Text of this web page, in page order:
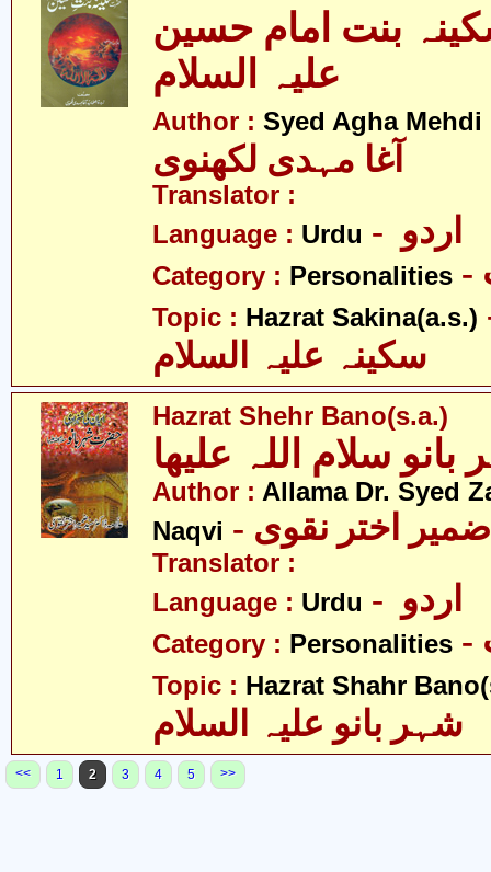
بنت امام حسین
Author : Syed Agha
آغا مہدی لکھنوی
Translator :
Language : Urdu
Category : Personalities
Topic : Hazrat Sakina(a.s.)
سکینہ علیہ السلام
Hazrat Shehr Bano(s.a.)
سلام اللہ علیھا
Author : Allama Dr. Syed
Naqvi
اختر نقوی
Translator :
Language : Urdu
Category : Personalities
Topic : Hazrat Shahr
شہر بانو علیہ السلام
<< 1 2 3 4 5 >>